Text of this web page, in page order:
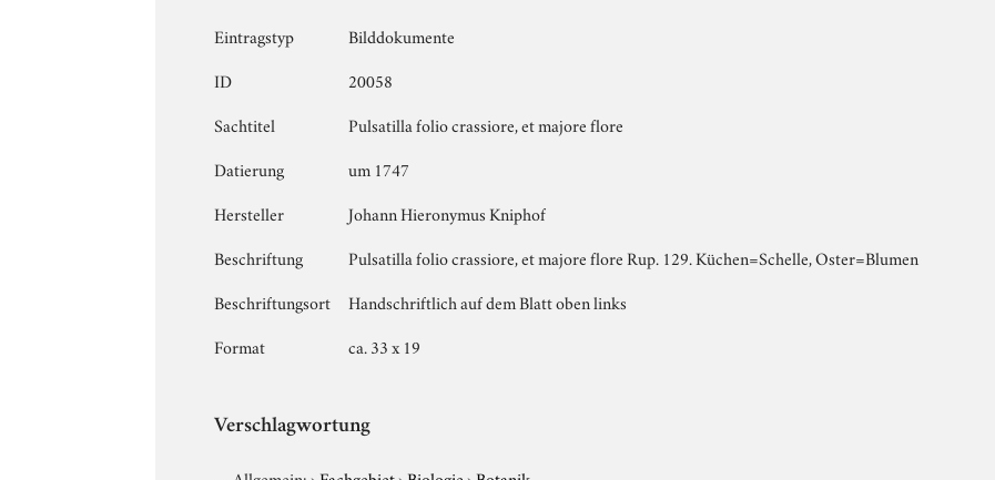
Eintragstyp
Bilddokumente
ID
20058
Sachtitel
Pulsatilla folio crassiore, et majore flore
Datierung
um 1747
Hersteller
Johann Hieronymus Kniphof
Beschriftung
Pulsatilla folio crassiore, et majore flore Rup. 129. Küchen=Schelle, Oster=Blumen
Beschriftungsort
Handschriftlich auf dem Blatt oben links
Format
ca. 33 x 19
Verschlagwortung